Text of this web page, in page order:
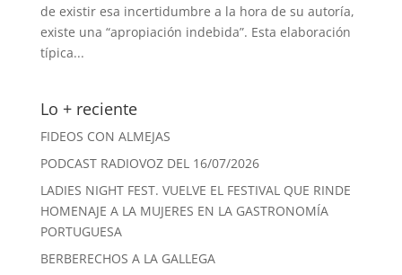
de existir esa incertidumbre a la hora de su autoría,
existe una “apropiación indebida”. Esta elaboración
típica...
Lo + reciente
FIDEOS CON ALMEJAS
PODCAST RADIOVOZ DEL 16/07/2026
LADIES NIGHT FEST. VUELVE EL FESTIVAL QUE RINDE
HOMENAJE A LA MUJERES EN LA GASTRONOMÍA
PORTUGUESA
BERBERECHOS A LA GALLEGA